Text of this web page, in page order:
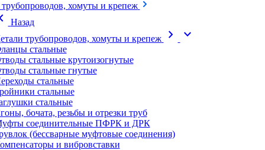
трубопроводов, хомуты и крепеж
Назад
трубопроводов, хомуты и крепеж
chevron_right expand_more
стальные
стальные крутоизогнутые
стальные гнутые
стальные
стальные
стальные
бочата, резьбы и отрезки труб
соединительные ПФРК и ДРК
(бессварные муфтовые соединения)
и вибровставки